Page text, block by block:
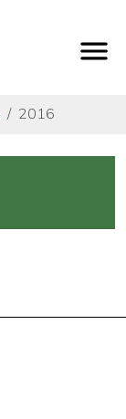
2016